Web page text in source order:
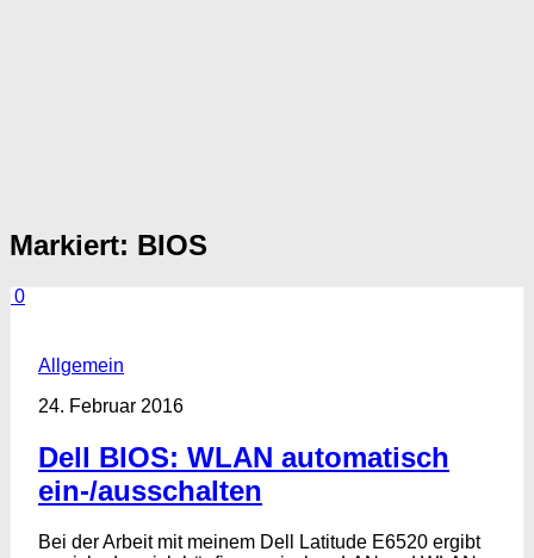
Markiert: BIOS
0
Allgemein
24. Februar 2016
Dell BIOS: WLAN automatisch
ein-/ausschalten
Bei der Arbeit mit meinem Dell Latitude E6520 ergibt